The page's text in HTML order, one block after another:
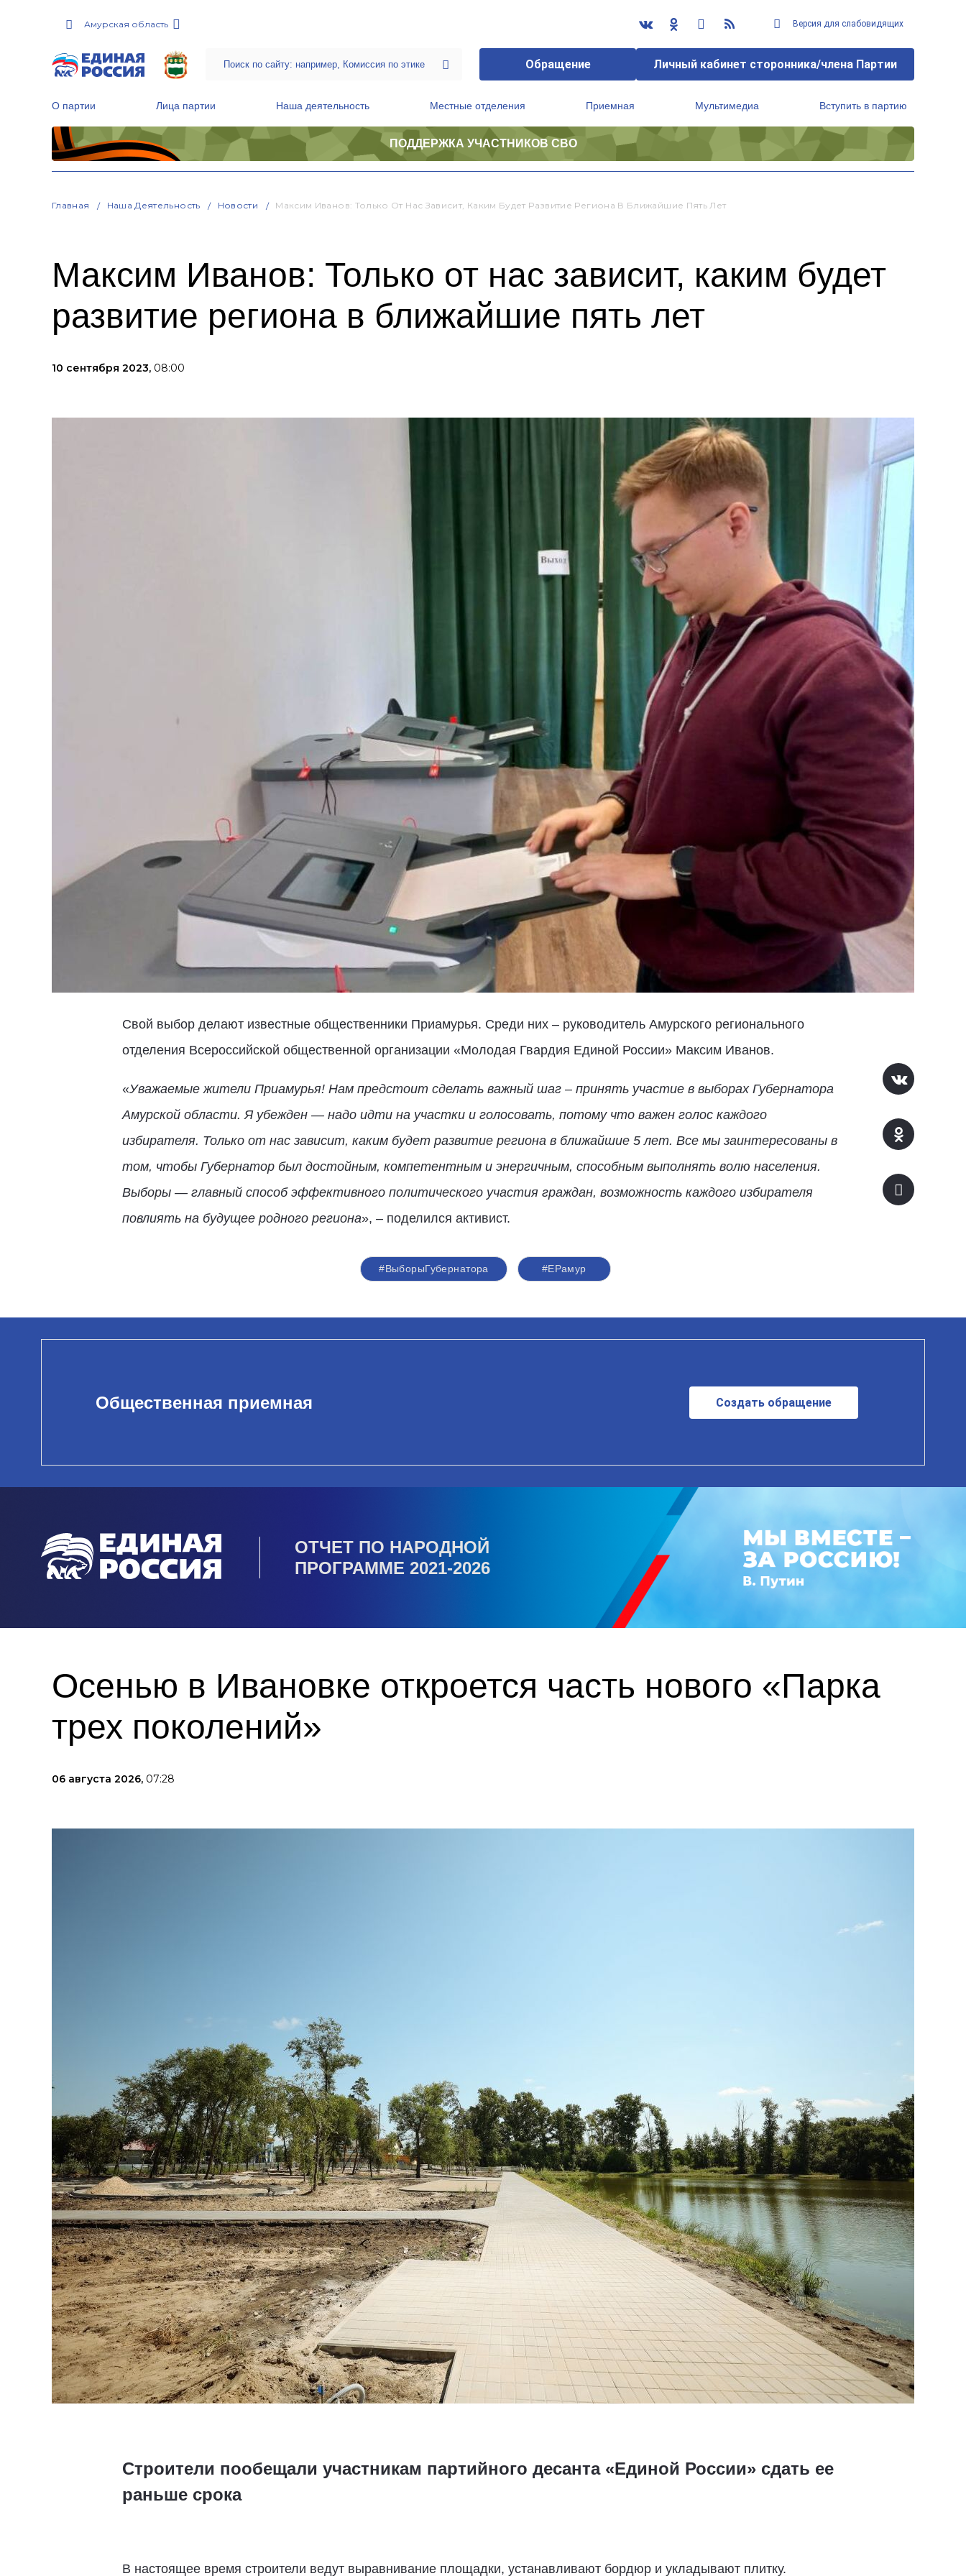
Амурская область Версия для слабовидящих
Обращение Личный кабинет сторонника/члена Партии
О партии Лица партии Наша деятельность Местные отделения Приемная Мультимедиа Вступить в партию
ПОДДЕРЖКА УЧАСТНИКОВ СВО
Главная Наша Деятельность Новости Максим Иванов: Только От Нас Зависит, Каким Будет Развитие Региона В Ближайшие Пять Лет
Максим Иванов: Только от нас зависит, каким будет
развитие региона в ближайшие пять лет
10 сентября 2023, 08:00
Свой выбор делают известные общественники Приамурья. Среди них – руководитель Амурского регионального
отделения Всероссийской общественной организации «Молодая Гвардия Единой России» Максим Иванов.
«Уважаемые жители Приамурья! Нам предстоит сделать важный шаг – принять участие в выборах Губернатора
Амурской области. Я убежден — надо идти на участки и голосовать, потому что важен голос каждого
избирателя. Только от нас зависит, каким будет развитие региона в ближайшие 5 лет. Все мы заинтересованы в
том, чтобы Губернатор был достойным, компетентным и энергичным, способным выполнять волю населения.
Выборы — главный способ эффективного политического участия граждан, возможность каждого избирателя
повлиять на будущее родного региона», – поделился активист.
#ВыборыГубернатора #ЕРамур
Общественная приемная Создать обращение
ОТЧЕТ ПО НАРОДНОЙ
ПРОГРАММЕ 2021-2026
Осенью в Ивановке откроется часть нового «Парка
трех поколений»
06 августа 2026, 07:28
Строители пообещали участникам партийного десанта «Единой России» сдать ее
раньше срока
В настоящее время строители ведут выравнивание площадки, устанавливают бордюр и укладывают плитку.